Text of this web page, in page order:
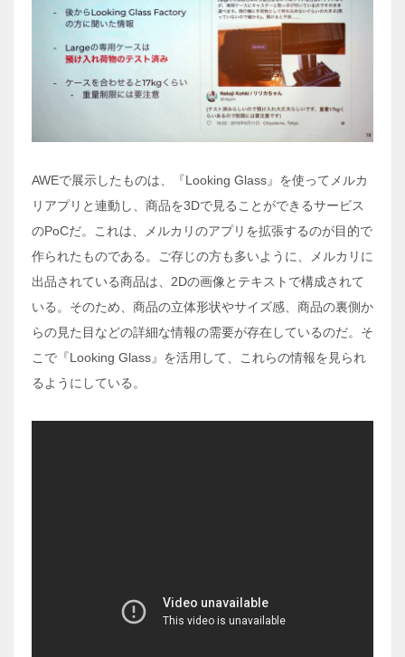
AWEで展示したものは、『Looking Glass』を使ってメルカ
リアプリと連動し、商品を3Dで見ることができるサービス
のPoCだ。これは、メルカリのアプリを拡張するのが目的で
作られたものである。ご存じの方も多いように、メルカリに
出品されている商品は、2Dの画像とテキストで構成されて
いる。そのため、商品の立体形状やサイズ感、商品の裏側か
らの見た目などの詳細な情報の需要が存在しているのだ。そ
こで『Looking Glass』を活用して、これらの情報を見られ
るようにしている。